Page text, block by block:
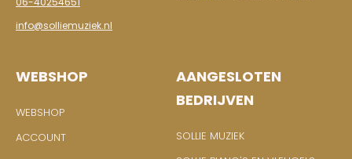
info@solliemuziek.nl
WEBSHOP
WEBSHOP
ACCOUNT
AANGESLOTEN
BEDRIJVEN
SOLLIE MUZIEK